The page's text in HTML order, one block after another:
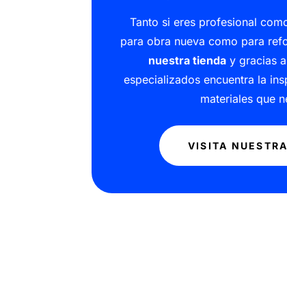
Tanto si eres profesional
para obra nueva como para
nuestra tienday gracias a
especializados encuentra la
materiales que
VISITA